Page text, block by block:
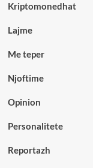
Kriptomonedhat
Lajme
Me teper
Njoftime
Opinion
Personalitete
Reportazh